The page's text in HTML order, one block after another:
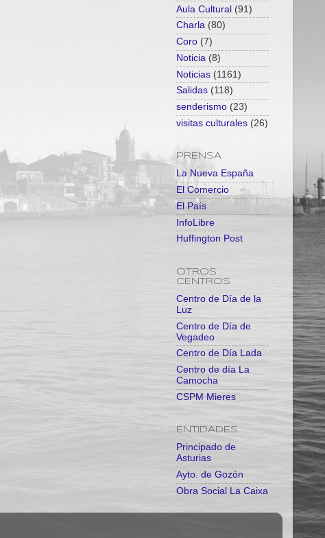
Aula Cultural (91)
Charla (80)
Coro (7)
Noticia (8)
Noticias (1161)
Salidas (118)
senderismo (23)
visitas culturales (26)
PRENSA
La Nueva España
El Comercio
El País
InfoLibre
Huffington Post
OTROS
CENTROS
Centro de Día de la
Luz
Centro de Día de
Vegadeo
Centro de Día Lada
Centro de día La
Camocha
CSPM Mieres
ENTIDADES
Principado de
Asturias
Ayto. de Gozón
Obra Social La Caixa